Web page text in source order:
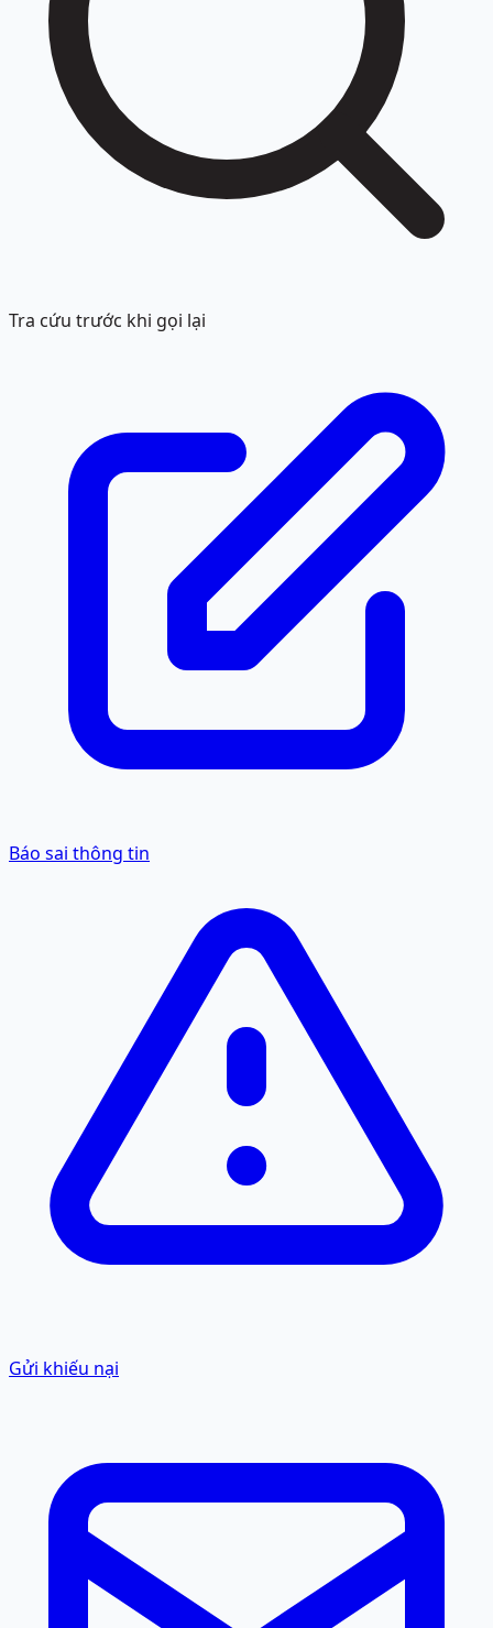
Tra cứu trước khi gọi lại
Báo sai thông tin
Gửi khiếu nại